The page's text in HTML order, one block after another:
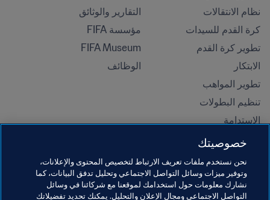
نظام الانتقالات
كرة القدم للسيدات
تطوير كرة القدم
الابتكار
تطوير المواهب
تنظيم البطولات
الاستدامة
حقوق الإنسان ومناهضة التمييز
المبادرات التعليمية
التقارير والوثائق
مؤسسة FIFA
FIFA Museum
الوظائف
خصوصيتك
نحن نستخدم ملفات تعريف الارتباط لتخصيص المحتوى والإعلانات،
وتوفير ميزات وسائل التواصل الاجتماعي وتحليل تدفق البيانات، كما
نشارك معلومات حول استخدامك لموقعنا مع شركائنا في وسائل
التواصل الاجتماعي ومجال الإعلان والتحليل. يمكنك تحديد تفضيلاتك